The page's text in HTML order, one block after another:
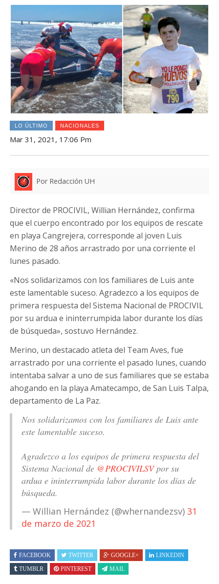
LO ÚLTIMO NACIONALES
Mar 31, 2021, 17:06 Pm
Por Redacción UH
Director de PROCIVIL, Willian Hernández, confirma
que el cuerpo encontrado por los equipos de rescate
en playa Cangrejera, corresponde al joven Luis
Merino de 28 años arrastrado por una corriente el
lunes pasado.
«Nos solidarizamos con los familiares de Luis ante
este lamentable suceso. Agradezco a los equipos de
primera respuesta del Sistema Nacional de PROCIVIL
por su ardua e ininterrumpida labor durante los días
de búsqueda», sostuvo Hernández.
Merino, un destacado atleta del Team Aves, fue
arrastrado por una corriente el pasado lunes, cuando
intentaba salvar a uno de sus familiares que se estaba
ahogando en la playa Amatecampo, de San Luis Talpa,
departamento de La Paz.
Nos solidarizamos con los familiares de Luis ante
este lamentable suceso.
Agradezco a los equipos de primera respuesta del
Sistema Nacional de @PROCIVILSVpor su
ardua e ininterrumpida labor durante los días de
búsqueda.
— Willian Hernández (@whernandezsv) 31
de marzo de 2021
FACEBOOK TWITTER GOOGLE+
LINKEDIN
TUMBLR
PINTEREST MAIL